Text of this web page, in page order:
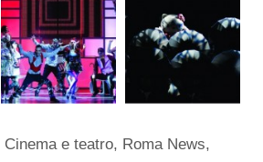
Cinema e teatro, Roma News,